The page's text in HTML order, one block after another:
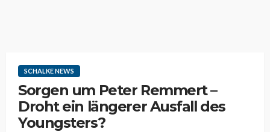
SCHALKE NEWS
Sorgen um Peter Remmert –
Droht ein längerer Ausfall des
Youngsters?